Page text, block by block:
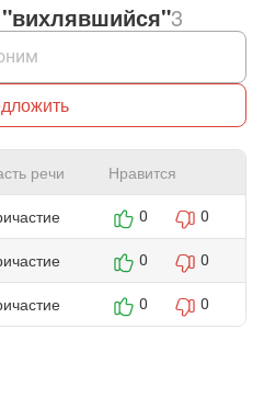
3
речи Нравится
0 0
0 0
0 0